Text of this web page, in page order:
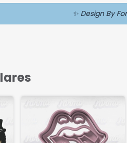
✨ Design By